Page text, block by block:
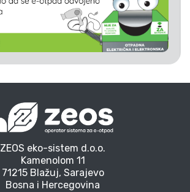
ZEOS eko-sistem d.o.o.
Kamenolom 11
71215 Blažuj, Sarajevo
Bosna i Hercegovina